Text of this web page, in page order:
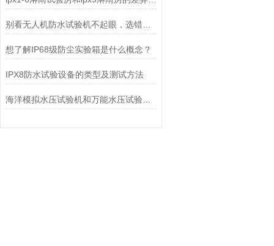
别看无人机防水试验机不起眼，选错了真能坑惨你
想了解IP68级防尘实验箱是什么概念？
IPX8防水试验设备的类型及测试方法
海洋模拟水压试验机和万能水压试验机的区别